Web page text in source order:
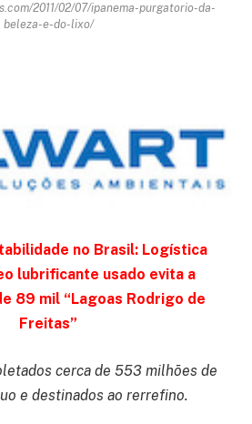
2011/02/07/ipanema-purgatorio-da-
beleza-e-do-lixo/
no Brasil: Logística
lubrificante usado evita a
89 mil “Lagoas Rodrigo de
Freitas”
cerca de 553 milhões de
e destinados ao rerrefino.